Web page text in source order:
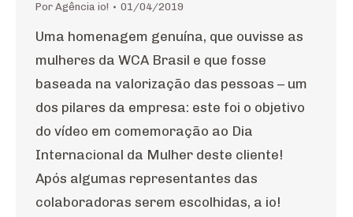
Por Agência io! 01/04/2019
Uma homenagem genuína, que ouvisse as
mulheres da WCA Brasil e que fosse
baseada na valorização das pessoas – um
dos pilares da empresa: este foi o objetivo
do vídeo em comemoração ao Dia
Internacional da Mulher deste cliente!
Após algumas representantes das
colaboradoras serem escolhidas, a io!